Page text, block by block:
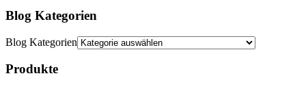
Blog Kategorien
Blog Kategorien
Produkte